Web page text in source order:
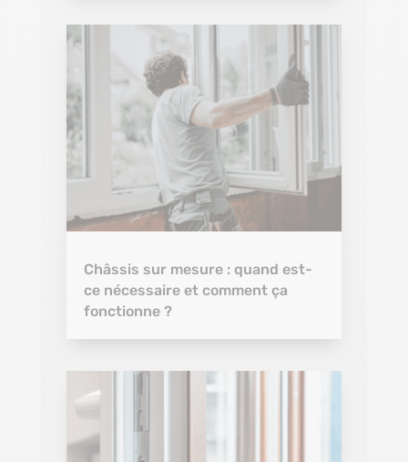
Châssis sur mesure : quand est-
ce nécessaire et comment ça
fonctionne ?